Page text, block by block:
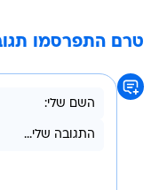
טרם התפרסמו